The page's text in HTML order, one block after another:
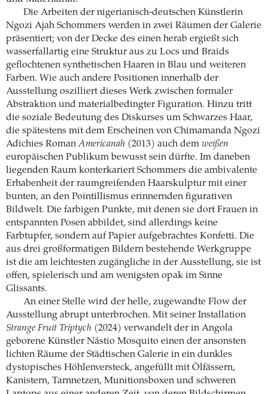
Die Arbeiten der nigerianisch-deutschen Künstlerin
Ngozi Ajah Schommers werden in zwei Räumen der Galerie
präsentiert; von der Decke des einen herab ergießt sich
wasserfallartig eine Struktur aus zu Locs und Braids
geflochtenen synthetischen Haaren in Blau und weiteren
Farben. Wie auch andere Positionen innerhalb der
Ausstellung oszilliert dieses Werk zwischen formaler
Abstraktion und materialbedingter Figuration. Hinzu tritt
die soziale Bedeutung des Diskurses um Schwarzes Haar,
die spätestens mit dem Erscheinen von Chimamanda Ngozi
Adichies RomanAmericanah (2013) auch dem weißen
europäischen Publikum bewusst sein dürfte. Im daneben
liegenden Raum konterkariert Schommers die ambivalente
Erhabenheit der raumgreifenden Haarskulptur mit einer
bunten, an den Pointillismus erinnernden figurativen
Bildwelt. Die farbigen Punkte, mit denen sie dort Frauen in
entspannten Posen abbildet, sind allerdings keine
Farbtupfer, sondern auf Papier aufgebrachtes Konfetti. Die
aus drei großformatigen Bildern bestehende Werkgruppe
ist die am leichtesten zugängliche in der Ausstellung, sie ist
offen, spielerisch und am wenigsten opak im Sinne
Glissants.
An einer Stelle wird der helle, zugewandte Flow der
Ausstellung abrupt unterbrochen. Mit seiner Installation
Strange Fruit Triptych (2024) verwandelt der in Angola
geborene Künstler Nástio Mosquito einen der ansonsten
lichten Räume der Städtischen Galerie in ein dunkles
dystopisches Höhlenversteck, angefüllt mit Ölfässern,
Kanistern, Tarnnetzen, Munitionsboxen und schweren